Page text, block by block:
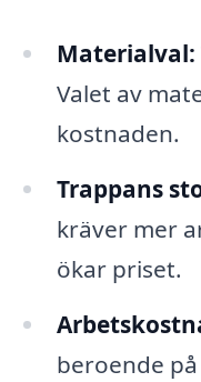
Materialval:
Valet av
kostnaden.
Trappans
kräver mer
ökar priset.
beroende